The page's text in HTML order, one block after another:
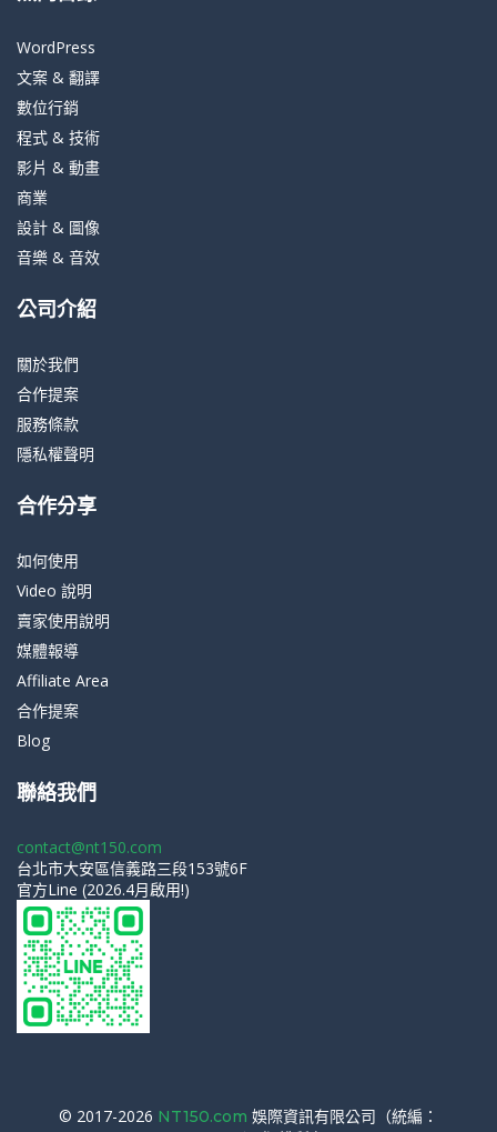
WordPress
文案 & 翻譯
數位行銷
程式 & 技術
影片 & 動畫
商業
設計 & 圖像
音樂 & 音效
公司介紹
關於我們
合作提案
服務條款
隱私權聲明
合作分享
如何使用
Video 說明
賣家使用說明
媒體報導
Affiliate Area
合作提案
Blog
聯絡我們
contact@nt150.com
台北市大安區信義路三段153號6F
官方Line (2026.4月啟用!)
© 2017-2026 NT150.com 娛際資訊有限公司（統編：